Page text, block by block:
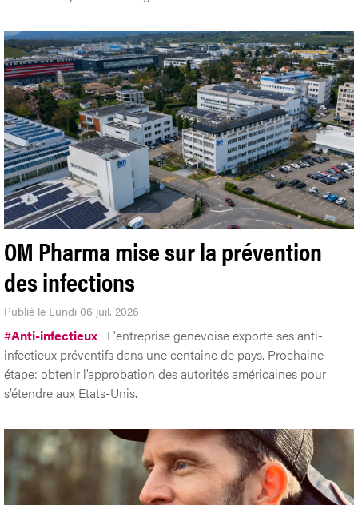
OM Pharma mise sur la prévention
des infections
Publié le Lundi 06 juil. 2026
#Anti-infectieux L'entreprise genevoise exporte ses anti-
infectieux préventifs dans une centaine de pays. Prochaine
étape: obtenir l’approbation des autorités américaines pour
s’étendre aux Etats-Unis.